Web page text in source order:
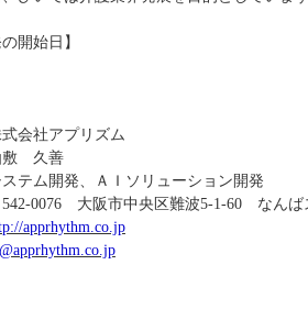
開始日】
会社アプリズム
久善
テム開発、ＡＩソリューション開発
大阪市中央区難波5-1-60 なんば
apprhythm.co.jp